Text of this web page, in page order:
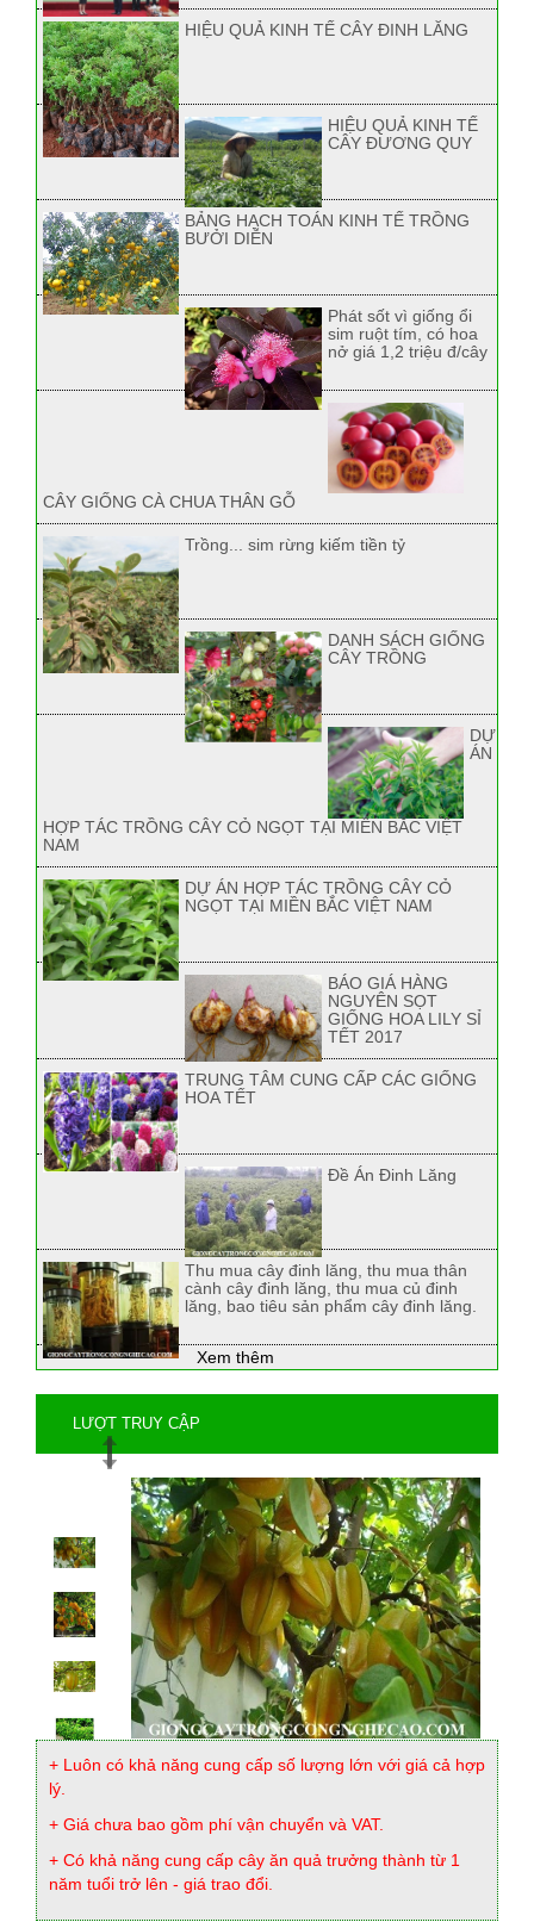
HIỆU QUẢ KINH TẾ CÂY ĐINH LĂNG
HIỆU QUẢ KINH TẾ
CÂY ĐƯƠNG QUY
BẢNG HẠCH TOÁN KINH TẾ TRỒNG
BƯỞI DIỄN
Phát sốt vì giống ổi
sim ruột tím, có hoa
nở giá 1,2 triệu đ/cây
CÂY GIỐNG CÀ CHUA THÂN GỖ
Trồng... sim rừng kiếm tiền tỷ
DANH SÁCH GIỐNG
CÂY TRỒNG
DỰ
ÁN
HỢP TÁC TRỒNG CÂY CỎ NGỌT TẠI MIỀN BẮC VIỆT
NAM
DỰ ÁN HỢP TÁC TRỒNG CÂY CỎ
NGỌT TẠI MIỀN BẮC VIỆT NAM
BÁO GIÁ HÀNG
NGUYÊN SỌT
GIỐNG HOA LILY SỈ
TẾT 2017
TRUNG TÂM CUNG CẤP CÁC GIỐNG
HOA TẾT
Đề Án Đinh Lăng
Thu mua cây đinh lăng, thu mua thân
cành cây đinh lăng, thu mua củ đinh
lăng, bao tiêu sản phẩm cây đinh lăng.
Xem thêm
LƯỢT TRUY CẬP
+ Luôn có khả năng cung cấp số lượng lớn với giá cả hợp
lý.
+ Giá chưa bao gồm phí vận chuyển và VAT.
+ Có khả năng cung cấp cây ăn quả trưởng thành từ 1
năm tuổi trở lên - giá trao đổi.